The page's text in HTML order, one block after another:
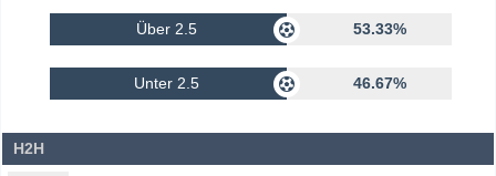
Über 2.5 53.33%
Unter 2.5 46.67%
H2H